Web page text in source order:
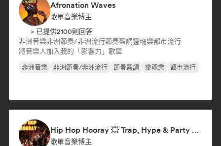
Afronation Waves
歌單音樂博主
> 已提供2100則回答
非洲音樂非洲節奏/非洲流行節奏藍調靈魂樂都市流行
將音樂人加入我的「影響力」歌單
非洲音樂 非洲節奏/非洲流行 節奏藍調 靈魂樂 都市流行
Hip Hop Hooray 💥 Trap, Hype & Party Rap Bangers
歌單音樂博主